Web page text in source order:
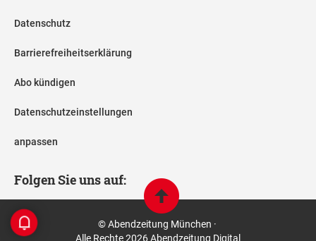
Datenschutz
Barrierefreiheitserklärung
Abo kündigen
Datenschutzeinstellungen
anpassen
Folgen Sie uns auf:
© Abendzeitung München ·
Alle Rechte 2026 Abendzeitung Digital